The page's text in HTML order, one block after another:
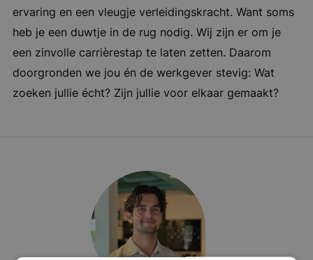
ervaring en een vleugje verleidingskracht. Want soms
heb je een duwtje in de rug nodig. Wij zijn er om je
een zinvolle carrièrestap te laten zetten. Daarom
doorgronden we jou én de werkgever stevig: Wat
zoeken jullie écht? Zijn jullie voor elkaar gemaakt?